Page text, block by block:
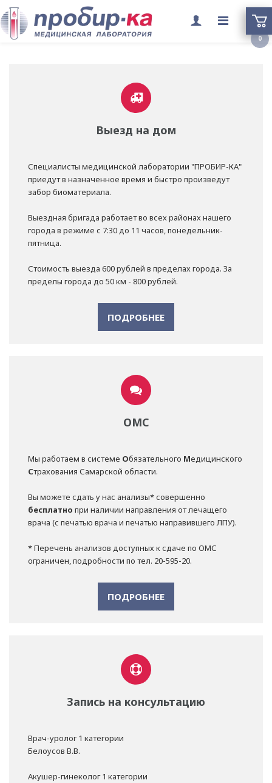
меню
Выезд на дом
Специалисты медицинской лаборатории "ПРОБИР-КА"
приедут в назначенное время и быстро произведут
забор биоматериала.
Выездная бригада работает во всех районах нашего
города в режиме с 7:30 до 11 часов, понедельник-
пятница.
Стоимость выезда 600 рублей в пределах города. За
пределы города до 50 км - 800 рублей.
ПОДРОБНЕЕ
ОМС
Мы работаем в системе Обязательного Медицинского
Страхования Самарской области.
Вы можете сдать у нас анализы* совершенно
бесплатно при наличии направления от лечащего
врача (с печатью врача и печатью направившего ЛПУ).
* Перечень анализов доступных к сдаче по ОМС
ограничен, подробности по тел. 20-595-20.
ПОДРОБНЕЕ
Запись на консультацию
Врач-уролог 1 категории
Белоусов В.В.
Акушер-гинеколог 1 категории
0